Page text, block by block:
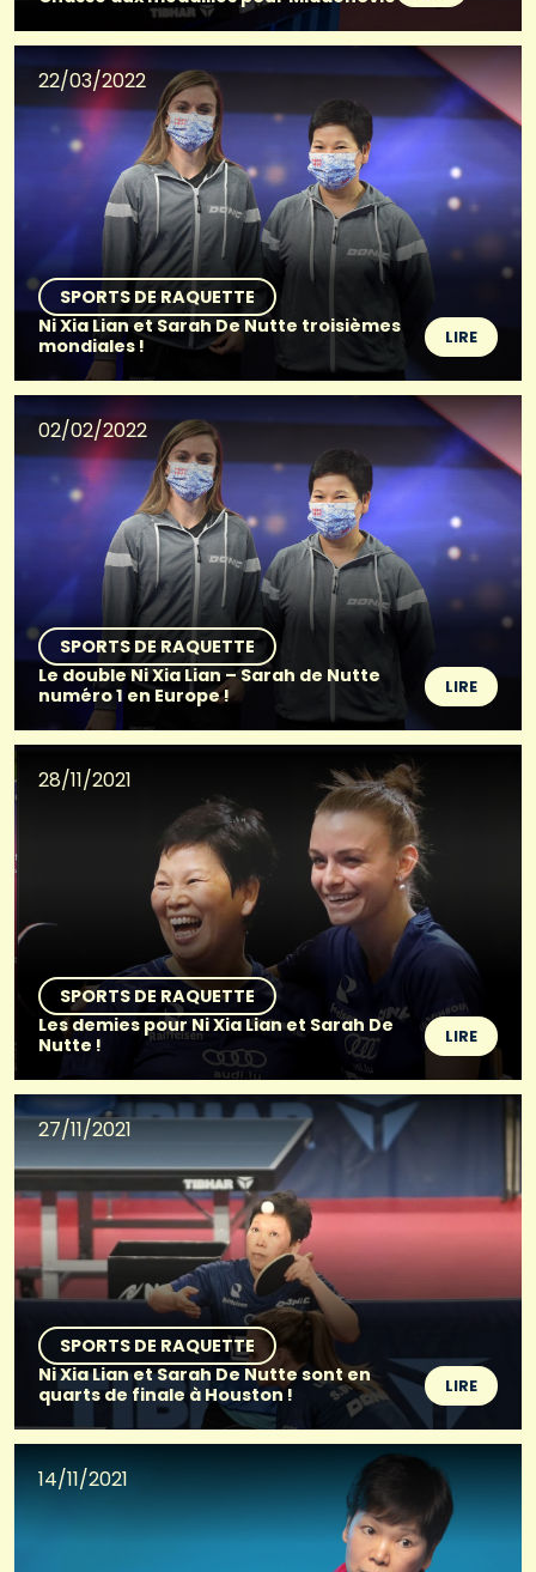
22/03/2022
SPORTS DE RAQUETTE
Ni Xia Lian et Sarah De Nutte troisièmes
mondiales !
LIRE
02/02/2022
SPORTS DE RAQUETTE
Le double Ni Xia Lian – Sarah de Nutte
numéro 1 en Europe !
LIRE
28/11/2021
SPORTS DE RAQUETTE
Les demies pour Ni Xia Lian et Sarah De
Nutte !
LIRE
27/11/2021
SPORTS DE RAQUETTE
Ni Xia Lian et Sarah De Nutte sont en
quarts de finale à Houston !
LIRE
14/11/2021